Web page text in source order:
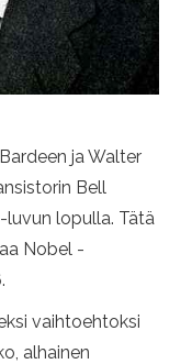
ja Walter
Bell
luvun lopulla. Tätä
Nobel -
vaihtoehtoksi
alhainen